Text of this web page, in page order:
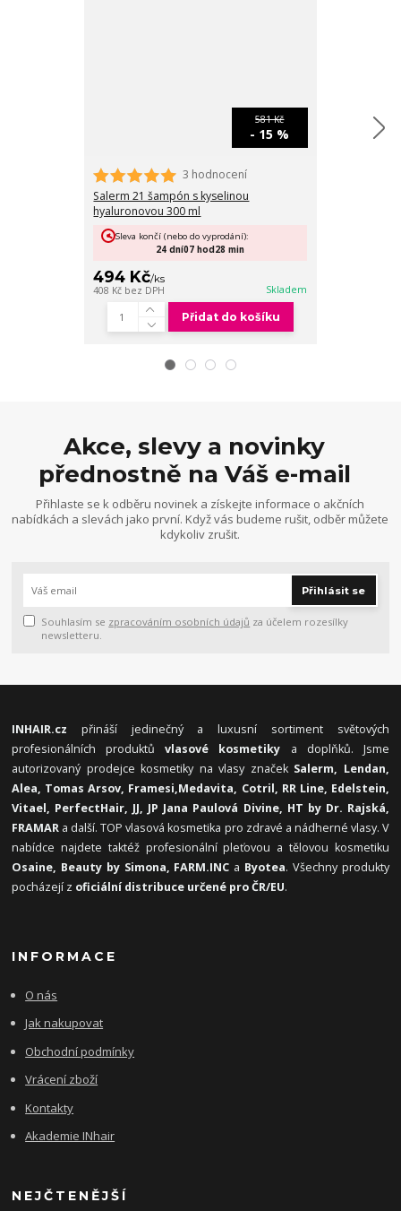
581 Kč
- 15 %
3 hodnocení
Salerm 21 šampón s kyselinou
hyaluronovou 300 ml
494 Kč/ks
408 Kč bez DPH Skladem
Sleva končí (nebo do vyprodání):
24 dní07 hod 28 min
Přidat do košíku
Akce, slevy a novinky
přednostně na Váš e-mail
Přihlaste se k odběru novinek a získejte informace o akčních
nabídkách a slevách jako první. Když vás budeme rušit, odběr můžete
kdykoliv zrušit.
Přihlásit se
Souhlasím se zpracováním osobních údajů za účelem rozesílky
newsletteru.
INHAIR.cz přináší jedinečný a luxusní sortiment světových
profesionálních produktůvlasové kosmetiky a doplňků. Jsme
autorizovaný prodejce kosmetiky na vlasy značek Salerm, Lendan,
Alea, Tomas Arsov, Framesi,Medavita, Cotril, RR Line, Edelstein,
Vitael, PerfectHair, JJ, JP Jana Paulová Divine, HT by Dr. Rajská,
FRAMAR a další. TOP vlasová kosmetika pro zdravé a nádherné vlasy. V
nabídce najdete taktéž profesionální pleťovou a tělovou kosmetiku
Osaine, Beauty by Simona, FARM.INC a Byotea. Všechny produkty
pocházejí z oficiální distribuce určené pro ČR/EU.
INFORMACE
O nás
Jak nakupovat
Obchodní podmínky
Vrácení zboží
Kontakty
Akademie INhair
NEJČTENĚJŠÍ